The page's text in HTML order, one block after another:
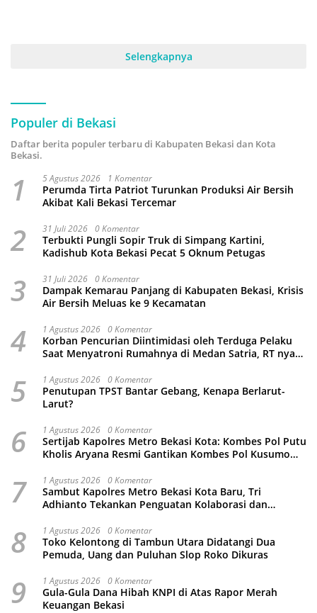
Selengkapnya
Populer di Bekasi
Daftar berita populer terbaru di Kabupaten Bekasi dan Kota
Bekasi.
1 5 Agustus 2026 1 Komentar
Perumda Tirta Patriot Turunkan Produksi Air Bersih
Akibat Kali Bekasi Tercemar
2 31 Juli 2026 0 Komentar
Terbukti Pungli Sopir Truk di Simpang Kartini,
Kadishub Kota Bekasi Pecat 5 Oknum Petugas
3 31 Juli 2026 0 Komentar
Dampak Kemarau Panjang di Kabupaten Bekasi, Krisis
Air Bersih Meluas ke 9 Kecamatan
4 1 Agustus 2026 0 Komentar
Korban Pencurian Diintimidasi oleh Terduga Pelaku
Saat Menyatroni Rumahnya di Medan Satria, RT nya
5 1 Agustus 2026 0 Komentar
Penutupan TPST Bantar Gebang, Kenapa Berlarut-
Larut?
6 1 Agustus 2026 0 Komentar
Sertijab Kapolres Metro Bekasi Kota: Kombes Pol Putu
Kholis Aryana Resmi Gantikan Kombes Pol Kusumo
7 1 Agustus 2026 0 Komentar
Sambut Kapolres Metro Bekasi Kota Baru, Tri
Adhianto Tekankan Penguatan Kolaborasi dan
8 1 Agustus 2026 0 Komentar
Toko Kelontong di Tambun Utara Didatangi Dua
Pemuda, Uang dan Puluhan Slop Roko Dikuras
9 1 Agustus 2026 0 Komentar
Gula-Gula Dana Hibah KNPI di Atas Rapor Merah
Keuangan Bekasi